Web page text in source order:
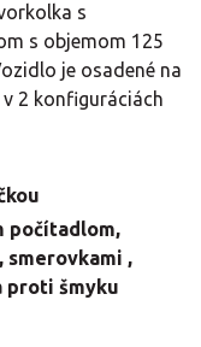
s
s objemom 125
je osadené na
2 konfiguráciách
počítadlom,
smerovkami ,
proti šmyku